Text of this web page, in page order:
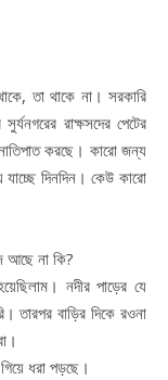
তা থাকে না। সরকারি
রাক্ষসদের পেটের
করছে। কারো জন্য
দিনদিন। কেউ কারো
আছে না কি?
নদীর পাড়ের যে
তারপর বাড়ির দিকে রওনা
ধরা পড়ছে।